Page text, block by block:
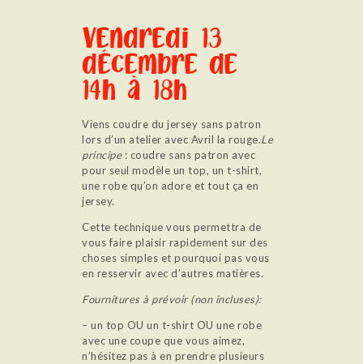
Vendredi 13
décembre de
14h à 18h
Viens coudre du jersey sans patron
lors d’un atelier avec Avril la rouge.Le
principe: coudre sans patron avec
pour seul modèle un top, un t-shirt,
une robe qu’on adore et tout ça en
jersey.
Cette technique vous permettra de
vous faire plaisir rapidement sur des
choses simples et pourquoi pas vous
en resservir avec d’autres matières.
Fournitures à prévoir (non incluses):
– un top OU un t-shirt OU une robe
avec une coupe que vous aimez,
n’hésitez pas à en prendre plusieurs